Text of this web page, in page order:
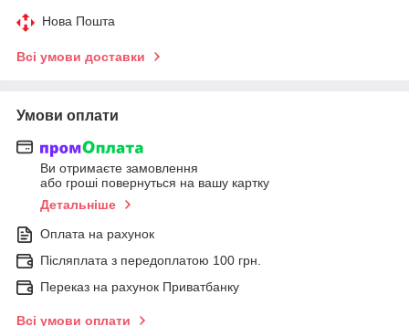
Нова Пошта
Всі умови доставки
Умови оплати
Ви отримаєте замовлення
або гроші повернуться на вашу картку
Детальніше
Оплата на рахунок
Післяплата з передоплатою 100 грн.
Переказ на рахунок Приватбанку
Всі умови оплати